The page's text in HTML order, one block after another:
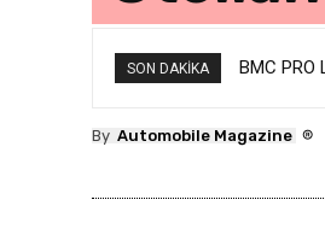
SON DAKIKA Chery
By Automobile Magazine ®